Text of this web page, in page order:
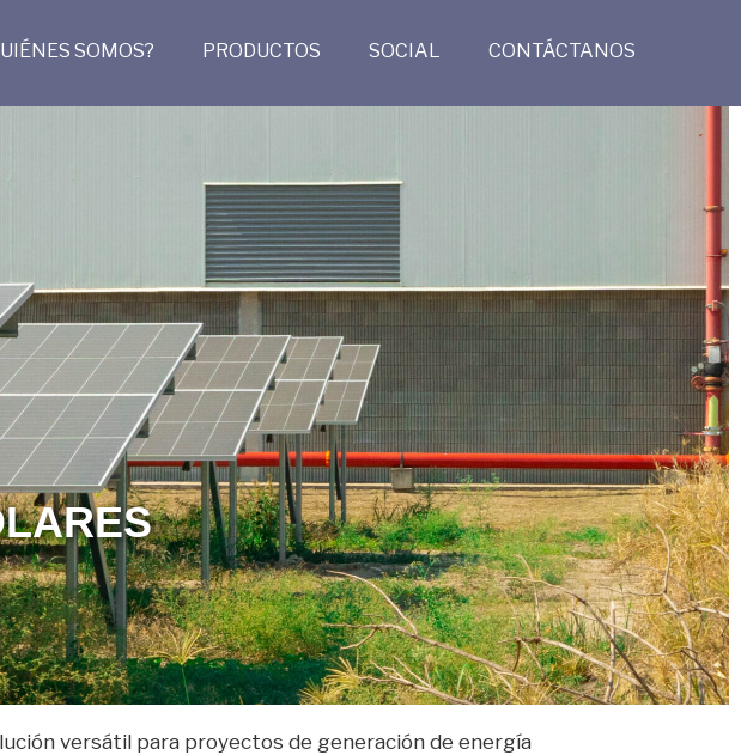
SOMOS? PRODUCTOS SOCIAL CONTÁCTANOS
a cualquier terreno
versátil para proyectos de generación de energía